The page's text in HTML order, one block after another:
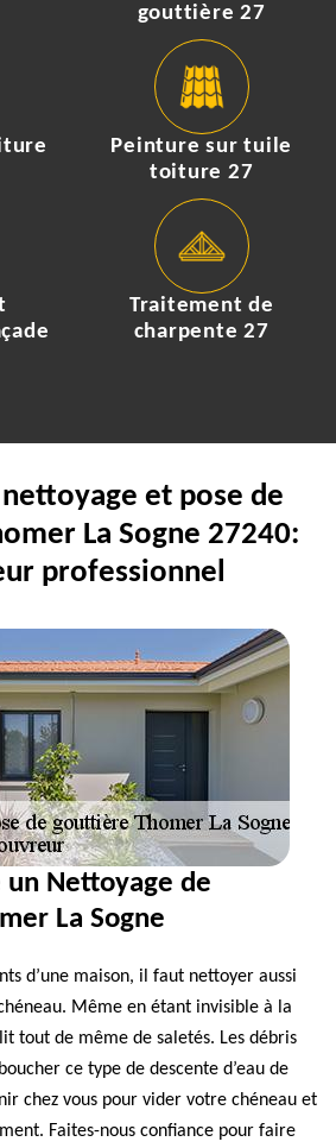
gouttière 27
Peinture sur tuile
toiture 27
Traitement de
charpente 27
et pose de
La Sogne 27240:
professionnel
Nettoyage de
La Sogne
d’une maison, il faut nettoyer aussi
Même en étant invisible à la
tout de même de saletés. Les débris
ce type de descente d’eau de
chez vous pour vider votre chéneau et
Faites-nous confiance pour faire